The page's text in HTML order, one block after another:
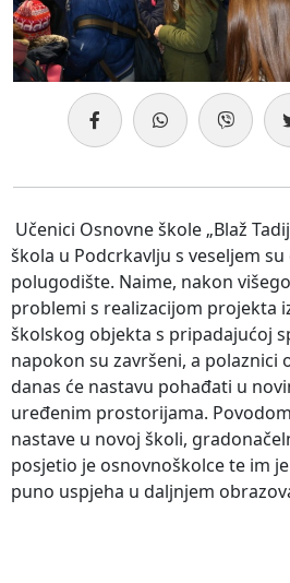
Učenici Osnovne škole „Blaž
škola u Podcrkavlju s veseljem
polugodište. Naime, nakon
problemi s realizacijom projekta
školskog objekta s pripadajućoj
napokon su završeni, a polaznici
danas će nastavu pohađati u
uređenim prostorijama.
nastave u novoj školi,
posjetio je osnovnoškolce te im
puno uspjeha u daljnjem